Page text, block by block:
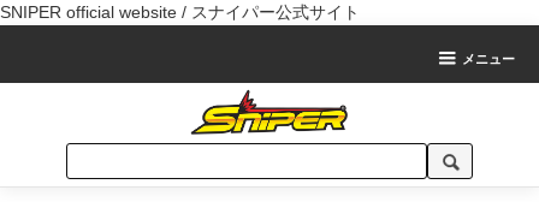
SNIPER official website / スナイパー公式サイト
メニュー